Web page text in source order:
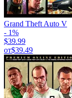
Grand Theft Auto V
- 1%
$39.99
от$39.49